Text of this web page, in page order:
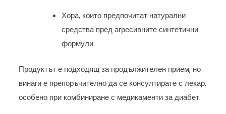
Хора, които предпочитат натурални
средства пред агресивните синтетични
формули.
Продуктът е подходящ за продължителен прием, но
винаги е препоръчително да се консултирате с лекар,
особено при комбиниране с медикаменти за диабет.